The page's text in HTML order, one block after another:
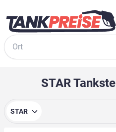
Suche
STAR
STAR